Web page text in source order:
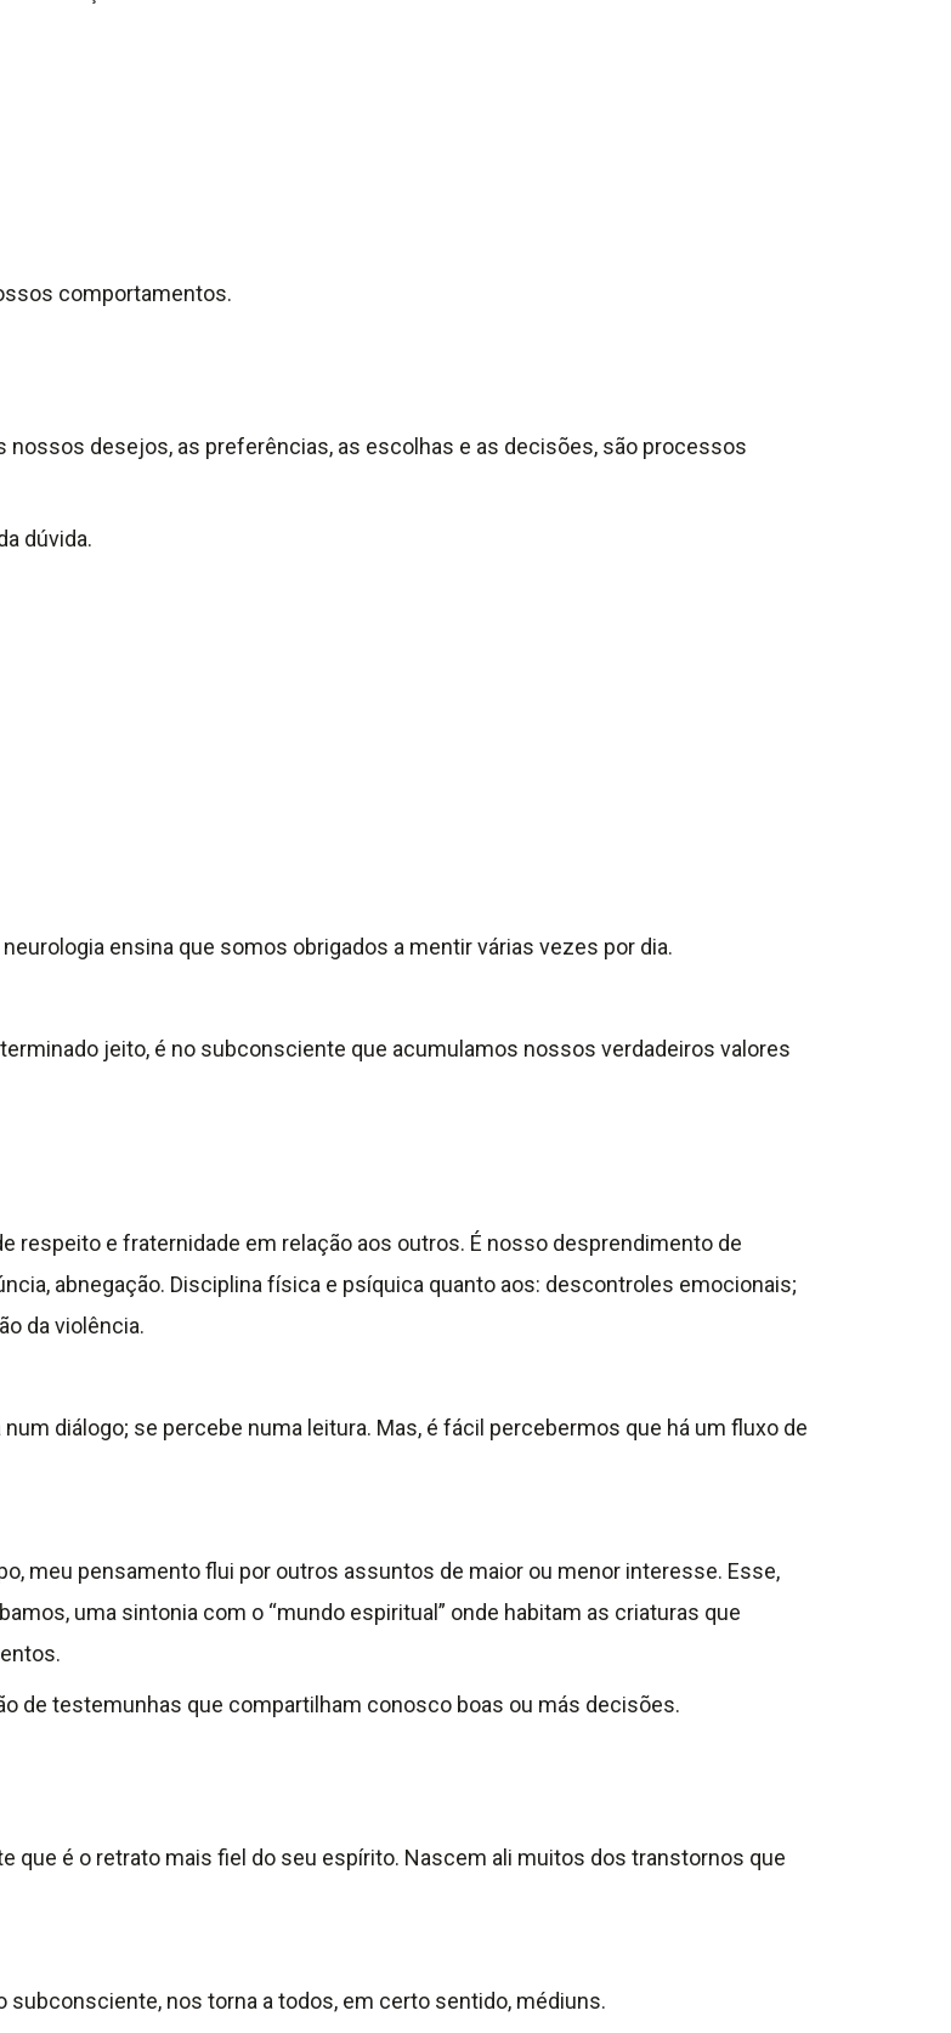
comportamentos.
nossos desejos, as preferências, as escolhas e as decisões, são processos
dúvida.
ensina que somos obrigados a mentir várias vezes por dia.
jeito, é no subconsciente que acumulamos nossos verdadeiros valores
respeito e fraternidade em relação aos outros. É nosso desprendimento de
abnegação. Disciplina física e psíquica quanto aos: descontroles emocionais;
da violência.
diálogo; se percebe numa leitura. Mas, é fácil percebermos que há um fluxo de
meu pensamento flui por outros assuntos de maior ou menor interesse. Esse,
uma sintonia com o “mundo espiritual” onde habitam as criaturas que
de testemunhas que compartilham conosco boas ou más decisões.
que é o retrato mais fiel do seu espírito. Nascem ali muitos dos transtornos que
nos torna a todos, em certo sentido, médiuns.